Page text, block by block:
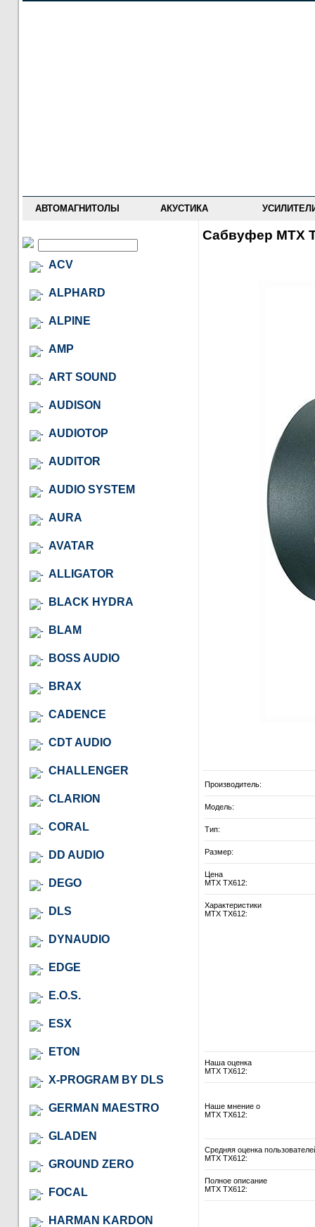
АВТОМАГНИТОЛЫ АКУСТИКА
ACV
ALPHARD
ALPINE
AMP
ART SOUND
AUDISON
AUDIOTOP
AUDITOR
AUDIO SYSTEM
AURA
AVATAR
ALLIGATOR
BLACK HYDRA
BLAM
BOSS AUDIO
BRAX
CADENCE
CDT AUDIO
CHALLENGER
CLARION
CORAL
DD AUDIO
DEGO
DLS
DYNAUDIO
EDGE
E.O.S.
ESX
ETON
X-PROGRAM BY DLS
GERMAN MAESTRO
GLADEN
GROUND ZERO
FOCAL
HARMAN KARDON
Сабвуфер MTX
Производитель:
Модель:
Тип:
Размер:
Цена
MTX TX612:
Характеристики
MTX TX612:
Наша оценка
MTX TX612:
Наше мнение о
MTX TX612:
Средняя оценка
MTX TX612:
Полное описание
MTX TX612: